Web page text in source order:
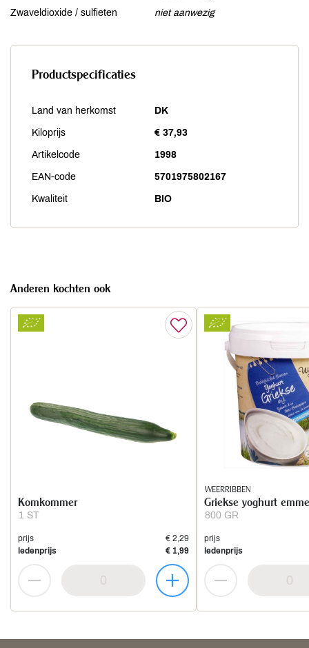
Zwaveldioxide / sulfieten
niet aanwezig
Productspecificaties
Land van herkomst DK
Kiloprijs € 37,93
Artikelcode 1998
EAN-code 5701975802167
Kwaliteit BIO
Anderen kochten ook
1 ST
Komkommer
prijs
€ 2,29
ledenprijs
€ 1,99
WEERRIBBEN
800 GR
Griekse yoghurt
prijs
ledenprijs